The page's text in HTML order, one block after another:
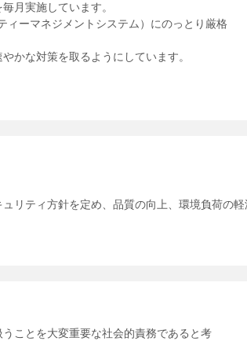
月実施しています。
ィーマネジメントシステム）にのっとり厳格
かな対策を取るようにしています。
リティ方針を定め、品質の向上、環境負荷の
ことを大変重要な社会的責務であると考